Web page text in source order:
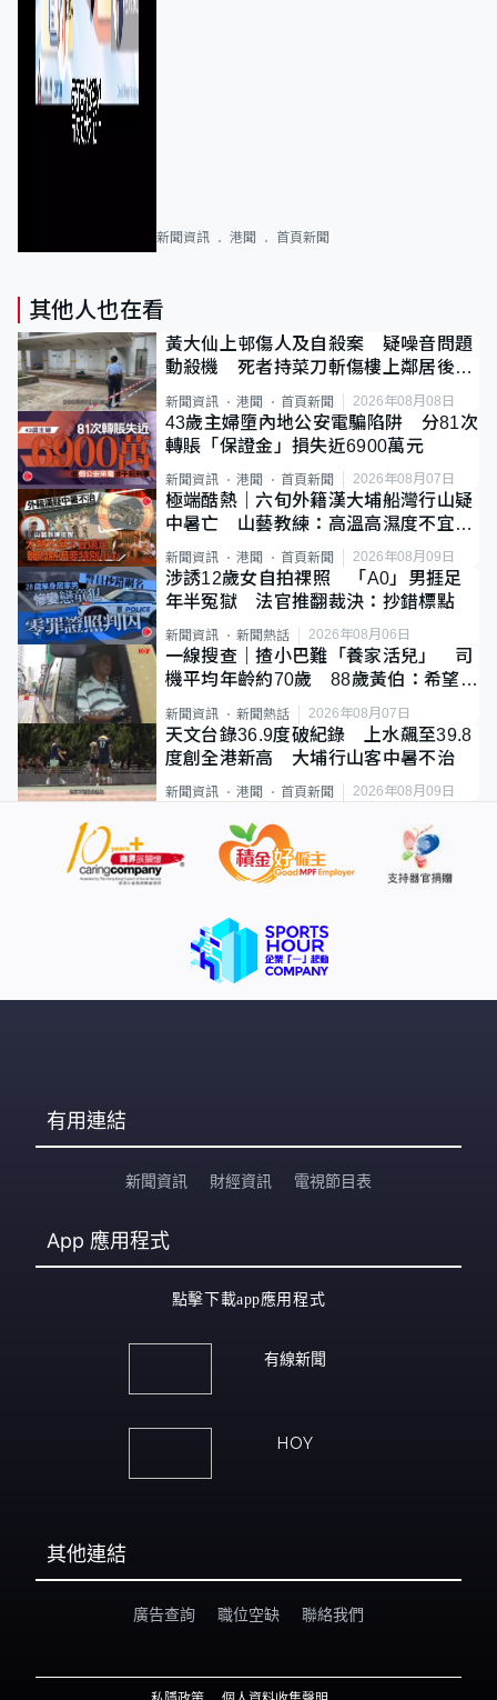
新聞資訊 港聞 首頁新聞
其他人也在看
黃大仙上邨傷人及自殺案 疑噪音問題
動殺機 死者持菜刀斬傷樓上鄰居後墮
新聞資訊 港聞 首頁新聞 2026年08月08日
43歲主婦墮內地公安電騙陷阱 分81次
轉賬「保證金」損失近6900萬元
新聞資訊 港聞 首頁新聞 2026年08月07日
極端酷熱｜六旬外籍漢大埔船灣行山疑
中暑亡 山藝教練：高溫高濕度不宜遠
足
新聞資訊 港聞 首頁新聞 2026年08月09日
涉誘12歲女自拍祼照 「A0」男捱足
年半冤獄 法官推翻裁決：抄錯標點
新聞資訊 新聞熱話 2026年08月06日
一線搜查｜揸小巴難「養家活兒」 司
機平均年齡約70歲 88歲黃伯：希望一
直揸落去
新聞資訊 新聞熱話 2026年08月07日
天文台錄36.9度破紀錄 上水飆至39.8
度創全港新高 大埔行山客中暑不治
新聞資訊 港聞 首頁新聞 2026年08月09日
有用連結
新聞資訊 財經資訊 電視節目表
App 應用程式
點擊下載app應用程式
有線新聞
HOY
其他連結
廣告查詢 職位空缺 聯絡我們